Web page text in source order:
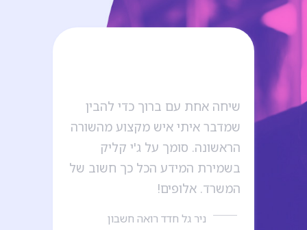
שיחה אחת עם ברוך כדי להבין
שמדבר איתי איש מקצוע מהשורה
הראשונה. סומך על ג'י קליק
בשמירת המידע הכל כך חשוב של
המשרד. אלופים!
ניר גל חדד רואה חשבון